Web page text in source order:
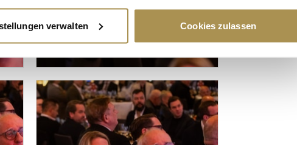
verarbeitet werden, und legen Sie Ihre Präferenzen im
personalisieren, Funktionen für soziale Medien anbieten zu können
geben wir Informationen zu Ihrer Verwendung unserer
und Analysen weiter. Unsere Partner führen diese Informationen
ihnen bereitgestellt haben oder die sie im Rahmen Ihrer Nutzung
verwalten Cookies zulassen